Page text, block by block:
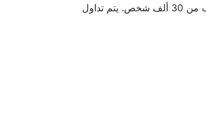
مصادر الطاقة المتجددة. وتخدم الشركة أكثر من 7.5 مليون عميل. ولديها أيضا أصول في كندا وأمريكا اللاتينية. وتوظف الشركة ما يقرب من 30 ألف شخص. يتم تداول